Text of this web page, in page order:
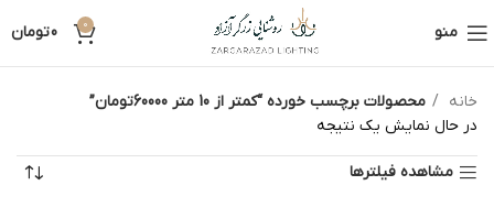
منو 0
0تومان
خانه
محصولات برچسب خورده “کمتر از 10 متر 60000تومان”
در حال نمایش یک نتیجه
مشاهده فیلترها